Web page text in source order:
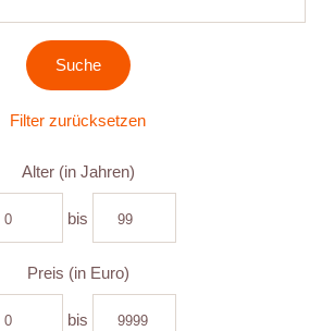
Filter zurücksetzen
Alter (in Jahren)
bis
Preis (in Euro)
bis